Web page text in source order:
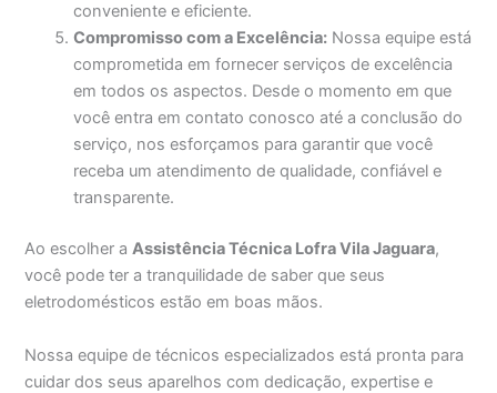
conveniente e eficiente.
Compromisso com a Excelência: Nossa equipe está
comprometida em fornecer serviços de excelência
em todos os aspectos. Desde o momento em que
você entra em contato conosco até a conclusão do
serviço, nos esforçamos para garantir que você
receba um atendimento de qualidade, confiável e
transparente.
Ao escolher aAssistência Técnica Lofra Vila Jaguara,
você pode ter a tranquilidade de saber que seus
eletrodomésticos estão em boas mãos.
Nossa equipe de técnicos especializados está pronta para
cuidar dos seus aparelhos com dedicação, expertise e